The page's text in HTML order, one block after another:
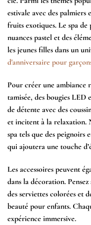
estivale avec des palmiers
fruits exotiques. Le spa de
nuances pastel et des
les jeunes filles dans un
d'anniversaire pour
Pour créer une ambiance
tamisée, des bougies LED
de détente avec des
et incitent à la relaxation.
spa tels que des peignoirs
qui ajoutera une touche
Les accessoires peuvent
dans la décoration.
des serviettes colorées et
beauté pour enfants.
expérience immersive.